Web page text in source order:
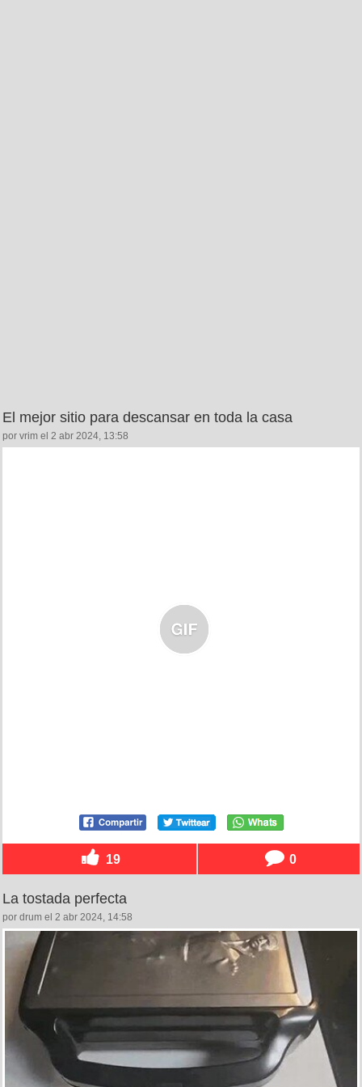
El mejor sitio para descansar en toda la casa
por vrim el 2 abr 2024, 13:58
19 0
La tostada perfecta
por drum el 2 abr 2024, 14:58